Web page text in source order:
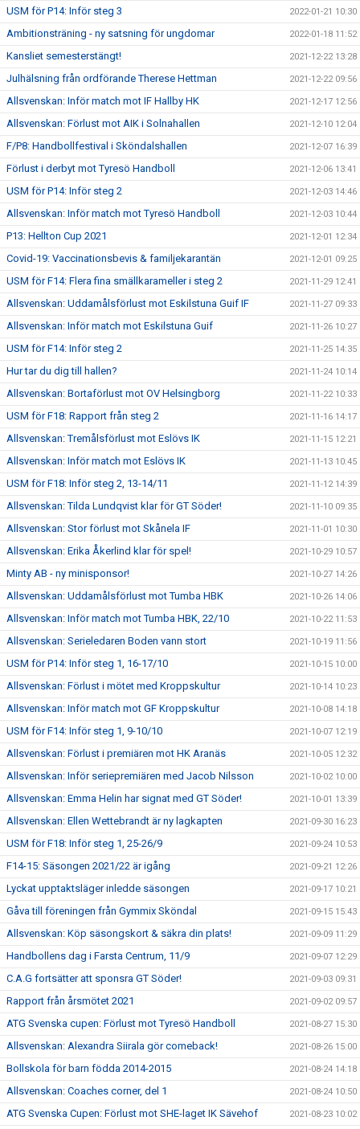
USM för P14: Inför steg 3 2022-01-21 10:30
Ambitionsträning - ny satsning för ungdomar 2022-01-18 11:52
Kansliet semesterstängt! 2021-12-22 13:28
Julhälsning från ordförande Therese Hettman 2021-12-22 09:56
Allsvenskan: Inför match mot IF Hallby HK 2021-12-17 12:56
Allsvenskan: Förlust mot AIK i Solnahallen 2021-12-10 12:04
F/P8: Handbollfestival i Sköndalshallen 2021-12-07 16:39
Förlust i derbyt mot Tyresö Handboll 2021-12-06 13:41
USM för P14: Inför steg 2 2021-12-03 14:46
Allsvenskan: Inför match mot Tyresö Handboll 2021-12-03 10:44
P13: Hellton Cup 2021 2021-12-01 12:34
Covid-19: Vaccinationsbevis & familjekarantän 2021-12-01 09:25
USM för F14: Flera fina smällkarameller i steg 2 2021-11-29 12:41
Allsvenskan: Uddamålsförlust mot Eskilstuna Guif IF 2021-11-27 09:33
Allsvenskan: Inför match mot Eskilstuna Guif 2021-11-26 10:27
USM för F14: Inför steg 2 2021-11-25 14:35
Hur tar du dig till hallen? 2021-11-24 10:14
Allsvenskan: Bortaförlust mot OV Helsingborg 2021-11-22 10:33
USM för F18: Rapport från steg 2 2021-11-16 14:17
Allsvenskan: Tremålsförlust mot Eslövs IK 2021-11-15 12:21
Allsvenskan: Inför match mot Eslövs IK 2021-11-13 10:45
USM för F18: Inför steg 2, 13-14/11 2021-11-12 14:39
Allsvenskan: Tilda Lundqvist klar för GT Söder! 2021-11-10 09:35
Allsvenskan: Stor förlust mot Skånela IF 2021-11-01 10:30
Allsvenskan: Erika Åkerlind klar för spel! 2021-10-29 10:57
Minty AB - ny minisponsor! 2021-10-27 14:26
Allsvenskan: Uddamålsförlust mot Tumba HBK 2021-10-26 14:06
Allsvenskan: Inför match mot Tumba HBK, 22/10 2021-10-22 11:53
Allsvenskan: Serieledaren Boden vann stort 2021-10-19 11:56
USM för P14: Inför steg 1, 16-17/10 2021-10-15 10:00
Allsvenskan: Förlust i mötet med Kroppskultur 2021-10-14 10:23
Allsvenskan: Inför match mot GF Kroppskultur 2021-10-08 14:18
USM för F14: Inför steg 1, 9-10/10 2021-10-07 12:19
Allsvenskan: Förlust i premiären mot HK Aranäs 2021-10-05 12:32
Allsvenskan: Inför seriepremiären med Jacob Nilsson 2021-10-02 10:00
Allsvenskan: Emma Helin har signat med GT Söder! 2021-10-01 13:39
Allsvenskan: Ellen Wettebrandt är ny lagkapten 2021-09-30 16:23
USM för F18: Inför steg 1, 25-26/9 2021-09-24 10:53
F14-15: Säsongen 2021/22 är igång 2021-09-21 12:26
Lyckat upptaktsläger inledde säsongen 2021-09-17 10:21
Gåva till föreningen från Gymmix Sköndal 2021-09-15 15:43
Allsvenskan: Köp säsongskort & säkra din plats! 2021-09-09 11:29
Handbollens dag i Farsta Centrum, 11/9 2021-09-07 12:29
C.A.G fortsätter att sponsra GT Söder! 2021-09-03 09:31
Rapport från årsmötet 2021 2021-09-02 09:57
ATG Svenska cupen: Förlust mot Tyresö Handboll 2021-08-27 15:30
Allsvenskan: Alexandra Siirala gör comeback! 2021-08-26 15:00
Bollskola för barn födda 2014-2015 2021-08-24 14:18
Allsvenskan: Coaches corner, del 1 2021-08-24 10:50
ATG Svenska Cupen: Förlust mot SHE-laget IK Sävehof 2021-08-23 10:02